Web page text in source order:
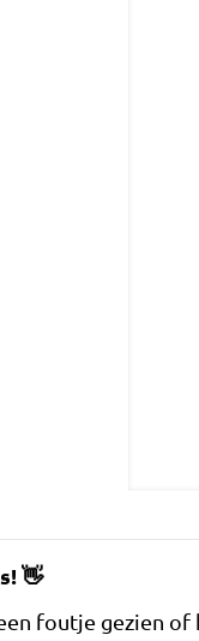
👋
foutje gezien